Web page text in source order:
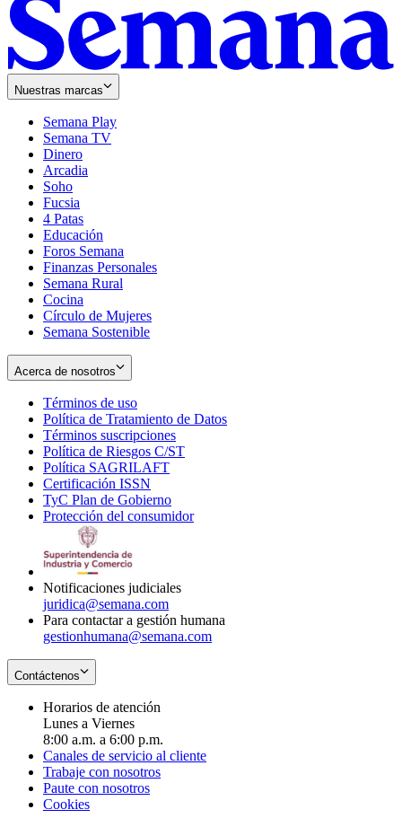
Nuestras marcas
Semana Play
Semana TV
Dinero
Arcadia
Soho
in
new
window
Fucsia
in
new
window
4 Patas
Educación
Foros Semana
Finanzas Personales
Semana Rural
Cocina
Círculo de Mujeres
Semana Sostenible
Acerca de nosotros
Términos de uso
in
new
window
Política de Tratamiento de Datos
Términos suscripciones
in
Política de Riesgos C/ST
Política SAGRILAFT
new
window
Certificación ISSN
in
new
TyC Plan de Gobierno
in
Protección del consumidorOpens
Notificaciones judiciales
juridica@semana.com
Para contactar a gestión humana
gestionhumana@semana.com
Contáctenos
Horarios de atención
Lunes a Viernes
8:00 a.m. a 6:00 p.m.
Canales de servicio al cliente
Trabaje con nosotros
Paute con nosotros
Cookies